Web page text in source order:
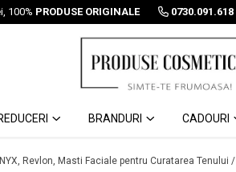
100% PRODUSE ORIGINALE 0730.091.618
BRANDURI CADOURI
Revlon, Masti Faciale pentru Curatarea Tenului /